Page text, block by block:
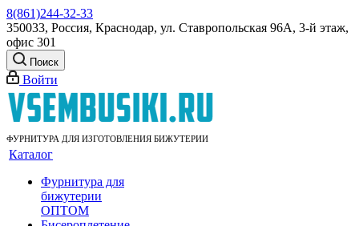
8(861)244-32-33
350033, Россия, Краснодар, ул. Ставропольская 96А, 3-й этаж,
офис 301
Поиск
Войти
ФУРНИТУРА ДЛЯ ИЗГОТОВЛЕНИЯ БИЖУТЕРИИ
Каталог
Фурнитура для
бижутерии
ОПТОМ